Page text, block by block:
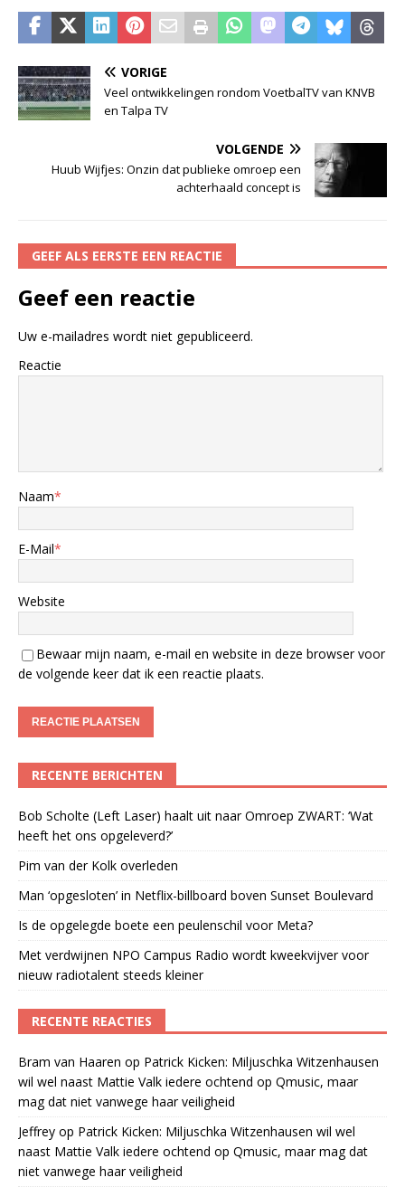
VORIGE
Veel ontwikkelingen rondom VoetbalTV van KNVB
en Talpa TV
VOLGENDE
Huub Wijfjes: Onzin dat publieke omroep een
achterhaald concept is
GEEF ALS EERSTE EEN REACTIE
Geef een reactie
Uw e-mailadres wordt niet gepubliceerd.
Reactie
Naam*
E-Mail*
Website
Bewaar mijn naam, e-mail en website in deze browser voor
de volgende keer dat ik een reactie plaats.
RECENTE BERICHTEN
Bob Scholte (Left Laser) haalt uit naar Omroep ZWART: ‘Wat
heeft het ons opgeleverd?’
Pim van der Kolk overleden
Man ‘opgesloten’ in Netflix-billboard boven Sunset Boulevard
Is de opgelegde boete een peulenschil voor Meta?
Met verdwijnen NPO Campus Radio wordt kweekvijver voor
nieuw radiotalent steeds kleiner
RECENTE REACTIES
Bram van Haaren op Patrick Kicken: Miljuschka Witzenhausen
wil wel naast Mattie Valk iedere ochtend op Qmusic, maar
mag dat niet vanwege haar veiligheid
Jeffrey op Patrick Kicken: Miljuschka Witzenhausen wil wel
naast Mattie Valk iedere ochtend op Qmusic, maar mag dat
niet vanwege haar veiligheid